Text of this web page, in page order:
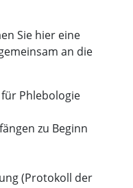
Sie hier eine
an die
Phlebologie
zu Beginn
(Protokoll der